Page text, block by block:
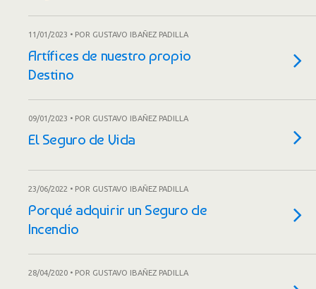
11/01/2023 • POR GUSTAVO IBAÑEZ PADILLA
Artífices de nuestro propio
Destino
09/01/2023 • POR GUSTAVO IBAÑEZ PADILLA
El Seguro de Vida
23/06/2022 • POR GUSTAVO IBAÑEZ PADILLA
Porqué adquirir un Seguro de
Incendio
28/04/2020 • POR GUSTAVO IBAÑEZ PADILLA